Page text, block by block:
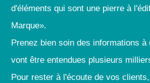
d'éléments qui sont une pierre à
Marque».
Prenez bien soin des informations
vont être entendues plusieurs
Pour rester à l'écoute de vos